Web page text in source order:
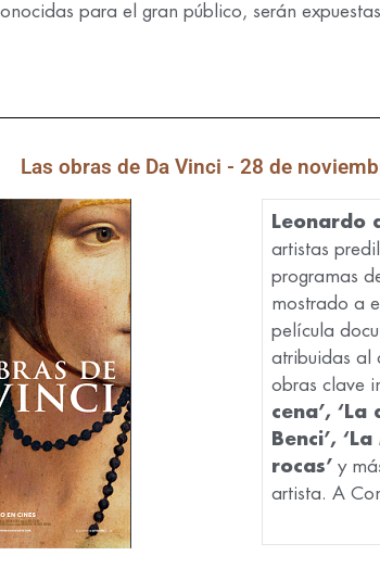
para el gran público, serán
Las obras de Da Vinci - 28 de
Leonardo
artistas
programas
mostrado a
película
atribuidas al
obras clave
cena’,
Benci’,
rocas’ y
artista. A